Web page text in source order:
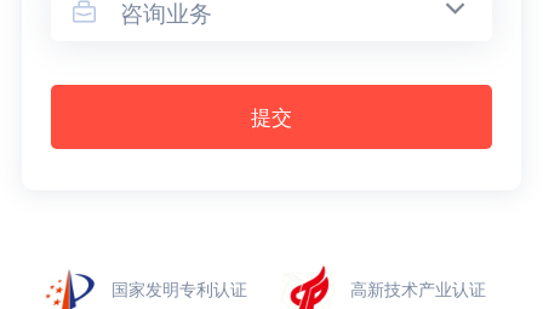
 咨询业务
提交
国家发明专利认证 高新技术产业认证